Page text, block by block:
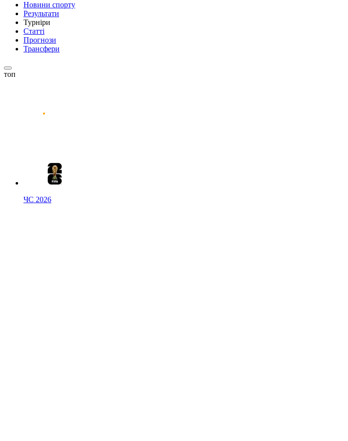
Новини спорту
Результати
Турніри
Статті
Прогнози
Трансфери
топ
ЧС 2026